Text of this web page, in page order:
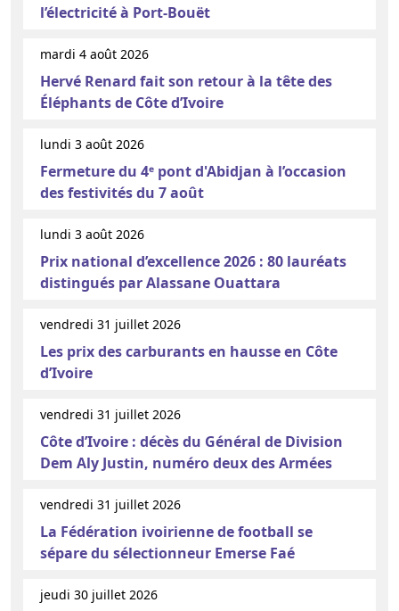
l’électricité à Port-Bouët
mardi 4 août 2026
Hervé Renard fait son retour à la tête des
Éléphants de Côte d’Ivoire
lundi 3 août 2026
Fermeture du 4ᵉ pont d'Abidjan à l’occasion
des festivités du 7 août
lundi 3 août 2026
Prix national d’excellence 2026 : 80 lauréats
distingués par Alassane Ouattara
vendredi 31 juillet 2026
Les prix des carburants en hausse en Côte
d’Ivoire
vendredi 31 juillet 2026
Côte d’Ivoire : décès du Général de Division
Dem Aly Justin, numéro deux des Armées
vendredi 31 juillet 2026
La Fédération ivoirienne de football se
sépare du sélectionneur Emerse Faé
jeudi 30 juillet 2026